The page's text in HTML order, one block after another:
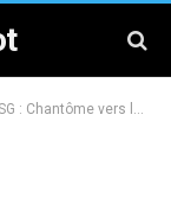
Chantôme vers la Liga ?